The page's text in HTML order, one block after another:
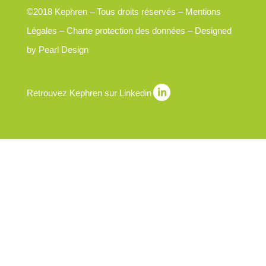
©2018 Kephren – Tous droits réservés – Mentions
Légales –Charte protection des données – Designed
by Pearl Design
Retrouvez Kephren sur Linkedin